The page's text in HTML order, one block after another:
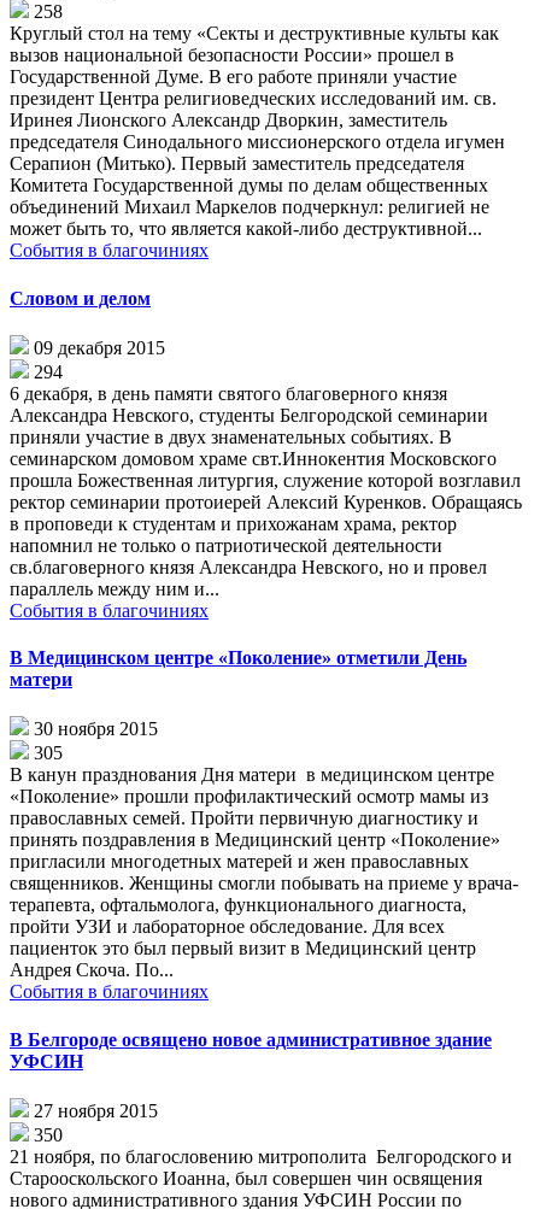
258
Круглый стол на тему «Секты и деструктивные культы как
вызов национальной безопасности России» прошел в
Государственной Думе. В его работе приняли участие
президент Центра религиоведческих исследований им. св.
Иринея Лионского Александр Дворкин, заместитель
председателя Синодального миссионерского отдела игумен
Серапион (Митько). Первый заместитель председателя
Комитета Государственной думы по делам общественных
объединений Михаил Маркелов подчеркнул: религией не
может быть то, что является какой-либо деструктивной...
События в благочиниях
Словом и делом
09 декабря 2015
294
6 декабря, в день памяти святого благоверного князя
Александра Невского, студенты Белгородской семинарии
приняли участие в двух знаменательных событиях. В
семинарском домовом храме свт.Иннокентия Московского
прошла Божественная литургия, служение которой возглавил
ректор семинарии протоиерей Алексий Куренков. Обращаясь
в проповеди к студентам и прихожанам храма, ректор
напомнил не только о патриотической деятельности
св.благоверного князя Александра Невского, но и провел
параллель между ним и...
События в благочиниях
В Медицинском центре «Поколение» отметили День
матери
30 ноября 2015
305
В канун празднования Дня матери в медицинском центре
«Поколение» прошли профилактический осмотр мамы из
православных семей. Пройти первичную диагностику и
принять поздравления в Медицинский центр «Поколение»
пригласили многодетных матерей и жен православных
священников. Женщины смогли побывать на приеме у врача-
терапевта, офтальмолога, функционального диагноста,
пройти УЗИ и лабораторное обследование. Для всех
пациенток это был первый визит в Медицинский центр
Андрея Скоча. По...
События в благочиниях
В Белгороде освящено новое административное здание
УФСИН
27 ноября 2015
350
21 ноября, по благословению митрополита Белгородского и
Старооскольского Иоанна, был совершен чин освящения
нового административного здания УФСИН России по